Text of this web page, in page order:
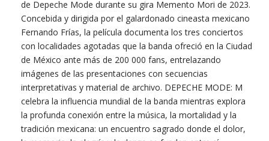
de Depeche Mode durante su gira Memento Mori de 2023.
Concebida y dirigida por el galardonado cineasta mexicano
Fernando Frías, la película documenta los tres conciertos
con localidades agotadas que la banda ofreció en la Ciudad
de México ante más de 200 000 fans, entrelazando
imágenes de las presentaciones con secuencias
interpretativas y material de archivo. DEPECHE MODE: M
celebra la influencia mundial de la banda mientras explora
la profunda conexión entre la música, la mortalidad y la
tradición mexicana: un encuentro sagrado donde el dolor,